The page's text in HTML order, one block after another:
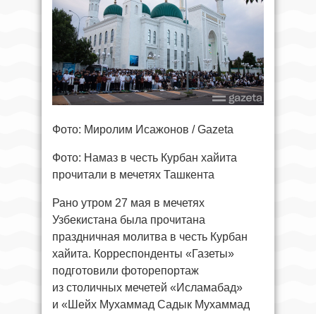
Фото: Миролим Исажонов / Gazeta
Фото: Намаз в честь Курбан хайита
прочитали в мечетях Ташкента
Рано утром 27 мая в мечетях
Узбекистана была прочитана
праздничная молитва в честь Курбан
хайита. Корреспонденты «Газеты»
подготовили фоторепортаж
из столичных мечетей «Исламабад»
и «Шейх Мухаммад Садык Мухаммад